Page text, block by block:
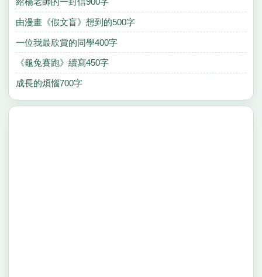
由漫畫《假文盲》想到的500字
一位我最欣賞的同學400字
《龜兔賽跑》續寫450字
成長的煩惱700字